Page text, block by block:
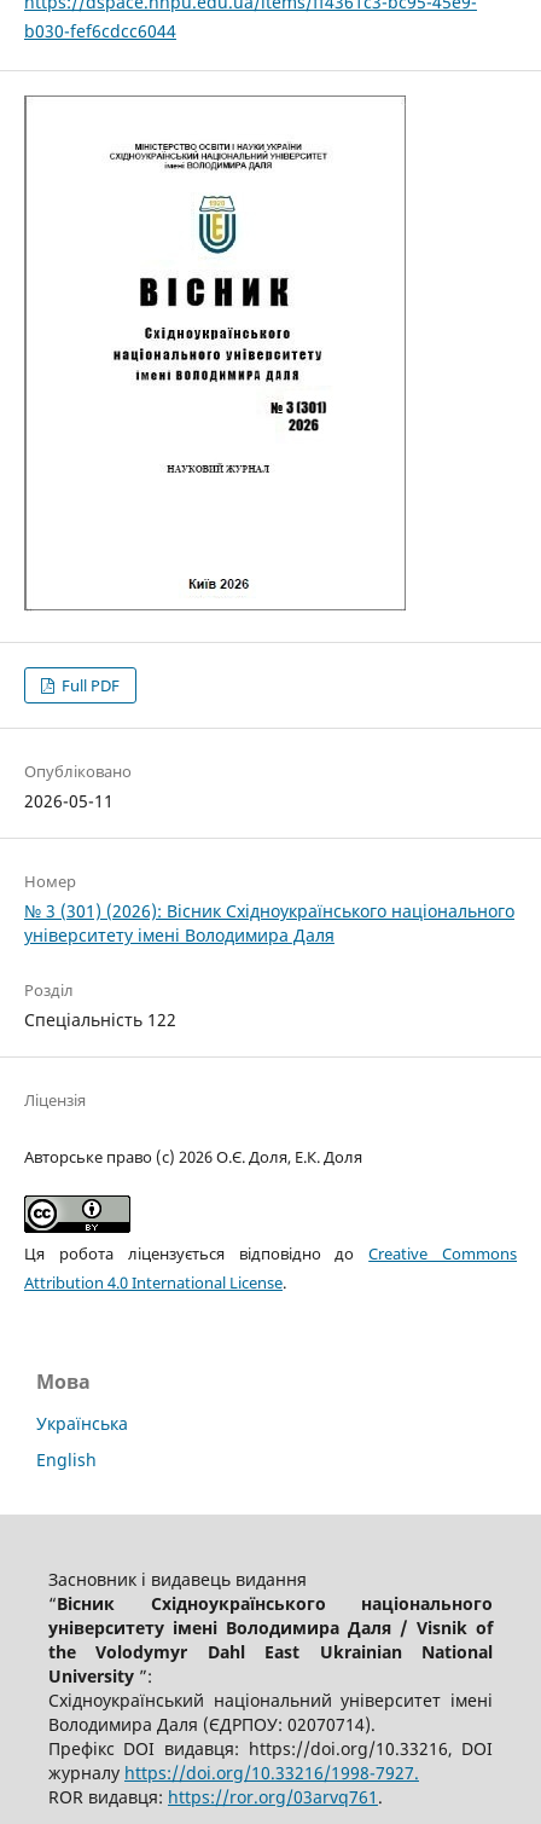
b030-fef6cdcc6044
Full PDF
Опубліковано
2026-05-11
Номер
№ 3 (301) (2026): Вісник Східноукраїнського національного
університету імені Володимира Даля
Розділ
Спеціальність 122
Ліцензія
Авторське право (c) 2026 О.Є. Доля, Е.К. Доля
Ця робота ліцензується відповідно доCreative Commons
Attribution 4.0 International License.
Мова
Українська
English
Засновник і видавець видання
“Вісник Східноукраїнського національного
університету імені Володимира Даля / Visnik of
the Volodymyr Dahl East Ukrainian National
University ”:
Східноукраїнський національний університет імені
Володимира Даля (ЄДРПОУ: 02070714).
Префікс DOI видавця: https://doi.org/10.33216, DOI
журналу https://doi.org/10.33216/1998-7927.
ROR видавця: https://ror.org/03arvq761 .